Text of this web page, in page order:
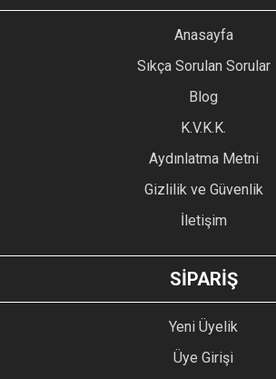
Anasayfa
Sıkça Sorulan Sorular
Blog
K.V.K.K.
Aydınlatma Metni
Gizlilik ve Güvenlik
İletişim
SİPARİŞ
Yeni Üyelik
Üye Girişi